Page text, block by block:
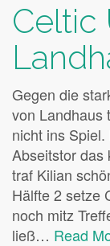
Celtic
Gegen die
von Landhaus
nicht ins
Abseitstor das
traf Kilian
Hälfte 2 setze
noch mitz
ließ… Read